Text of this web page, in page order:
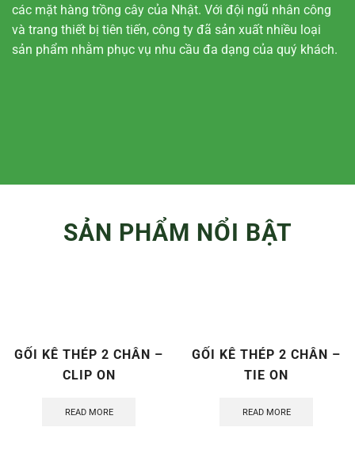
các mặt hàng trồng cây của Nhật. Với đội ngũ nhân công
và trang thiết bị tiên tiến, công ty đã sản xuất nhiều loại
sản phẩm nhằm phục vụ nhu cầu đa dạng của quý khách.
SẢN PHẨM NỔI BẬT
GỐI KÊ THÉP 2 CHÂN –
CLIP ON
READ MORE
GỐI KÊ THÉP 2 CHÂN –
TIE ON
READ MORE